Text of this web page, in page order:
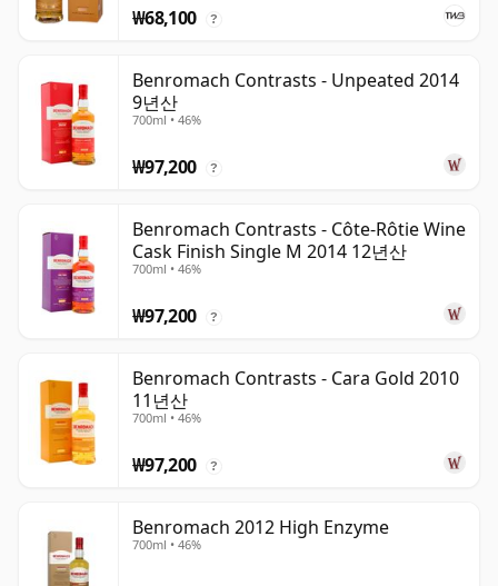
₩68,100 ?
Benromach Contrasts - Unpeated 2014
9년산
700ml • 46%
₩97,200 ?
Benromach Contrasts - Côte-Rôtie Wine
Cask Finish Single M 2014 12년산
700ml • 46%
₩97,200 ?
Benromach Contrasts - Cara Gold 2010
11년산
700ml • 46%
₩97,200 ?
Benromach 2012 High Enzyme
700ml • 46%